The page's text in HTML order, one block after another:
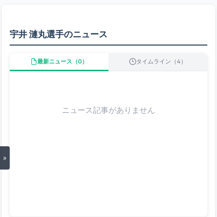
»
宇井 漣丸選手のニュース
最新ニュース（0） タイムライン（4）
ニュース記事がありません